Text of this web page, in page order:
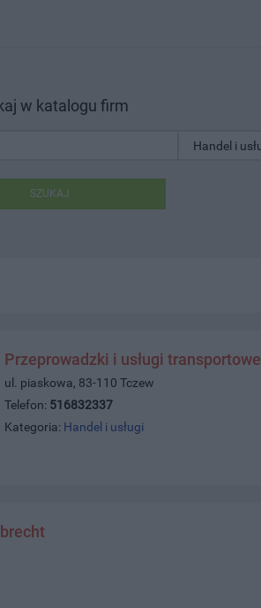
w katalogu firm
SZUKAJ
Przeprowadzki i usługi transportowe
ul. piaskowa, 83-110 Tczew
Telefon: 516832337
Kategoria: Handel i usługi